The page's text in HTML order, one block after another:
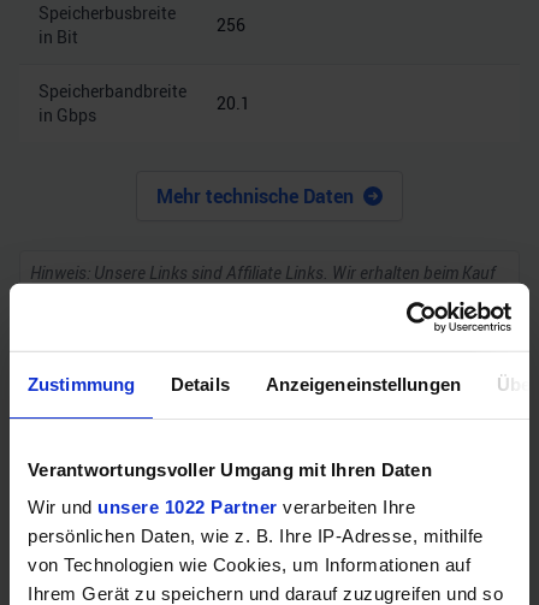
Zustimmung Details Anzeigeneinstellungen
Verantwortungsvoller Umgang mit Ihren Daten
Wir und unsere 1022 Partner verarbeiten Ihre
persönlichen Daten, wie z. B. Ihre IP-Adresse, mithilfe
von Technologien wie Cookies, um Informationen auf
Ihrem Gerät zu speichern und darauf zuzugreifen und so
Speicherbusbreite
in Bit
256
Speicherbandbreite
in Gbps
20.1
Mehr technische Daten
Hinweis: Unsere Links sind Affiliate Links. Wir erhalten beim Kauf
eine kleine Provision, ohne dass sich euer Preis erhöht.
ZUM BESTPREIS
Vergleichen
GEWINNSPIEL